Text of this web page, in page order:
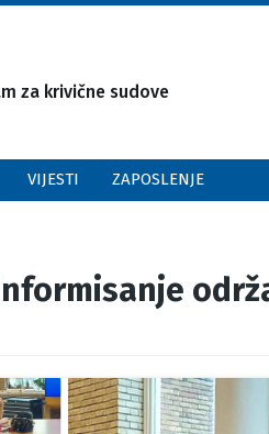
za krivične sudove
VIJESTI ZAPOSLENJE